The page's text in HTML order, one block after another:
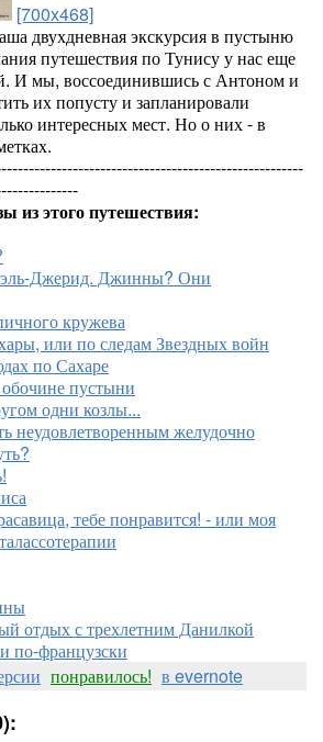
[700x468]
двухдневная экскурсия в пустыню
путешествия по Тунису у нас еще
И мы, воссоединившись с Антоном и
их попусту и запланировали
интересных мест. Но о них - в
из этого путешествия:
Джерид. Джинны? Они
кружева
или по следам Звездных войн
по Сахаре
пустыни
одни козлы...
неудовлетворенным желудочно
тебе понравится! - или моя
отдых с трехлетним Данилкой
по-французски
понравилось! в evernote